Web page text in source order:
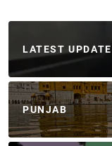
LATEST UPDATE
PUNJAB